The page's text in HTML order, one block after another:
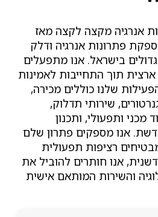
אנרגיה מקצה לקצה מאז
פתרונות אנרגיה ודלק
בישראל. אנו מתפעלים
תוך התחייבות לאמינות
הפעילות שלנו כוללים מכירה,
שירותי תדלוק,
ותפעולי, ותכנון
אנו מספקים פתרון שלם
רציפות תפעולית
אנו חותרים להוביל את
והשירות המותאם אישית